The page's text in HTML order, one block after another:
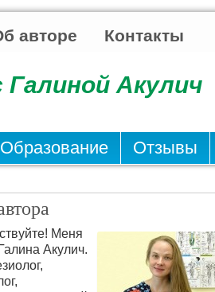
авторе Контакты
Акулич
Образование Отзывы
Меня
Акулич.